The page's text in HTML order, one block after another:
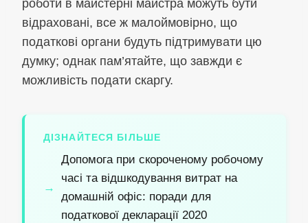
роботи в майстерні майстра можуть бути
відраховані, все ж малоймовірно, що
податкові органи будуть підтримувати цю
думку; однак пам’ятайте, що завжди є
можливість подати скаргу.
ДІЗНАЙТЕСЯ БІЛЬШЕ
Допомога при скороченому робочому
часі та відшкодування витрат на
домашній офіс: поради для
податкової декларації 2020